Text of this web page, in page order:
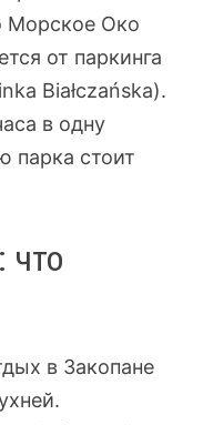
Морское Око
от паркинга
Białczańska).
в одну
парка стоит
что
в Закопане